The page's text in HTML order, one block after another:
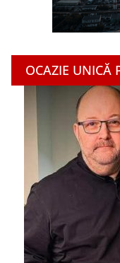
OCAZIE UNICĂ